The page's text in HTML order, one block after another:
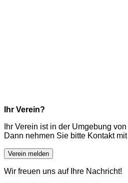
Ihr Verein?
Ihr Verein ist in der Umgebung
Dann nehmen Sie bitte Kontakt
Verein melden
Wir freuen uns auf Ihre Nachricht!